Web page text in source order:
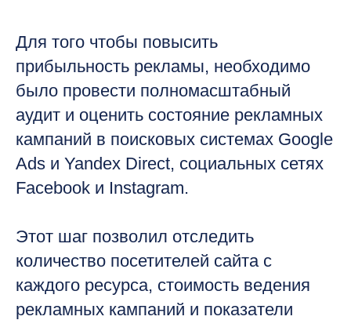
Для того чтобы повысить
прибыльность рекламы, необходимо
было провести полномасштабный
аудит и оценить состояние рекламных
кампаний в поисковых системах Google
Ads и Yandex Direct, социальных сетях
Facebook и Instagram.
Этот шаг позволил отследить
количество посетителей сайта с
каждого ресурса, стоимость ведения
рекламных кампаний и показатели